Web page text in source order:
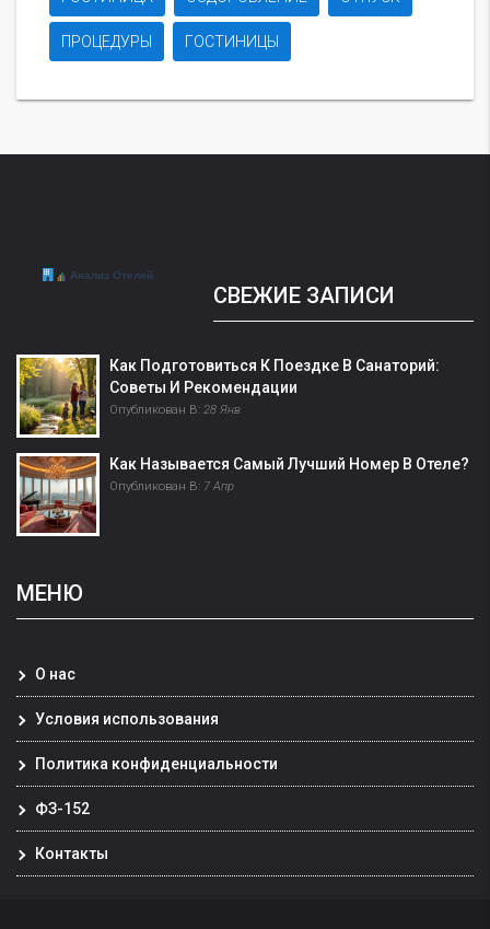
ПРОЦЕДУРЫ ГОСТИНИЦЫ
СВЕЖИЕ ЗАПИСИ
Как Подготовиться К Поездке В Санаторий:
Советы И Рекомендации
Опубликован В: 28 Янв
Как Называется Самый Лучший Номер В Отеле?
Опубликован В: 7 Апр
МЕНЮ
О нас
Условия использования
Политика конфиденциальности
ФЗ-152
Контакты